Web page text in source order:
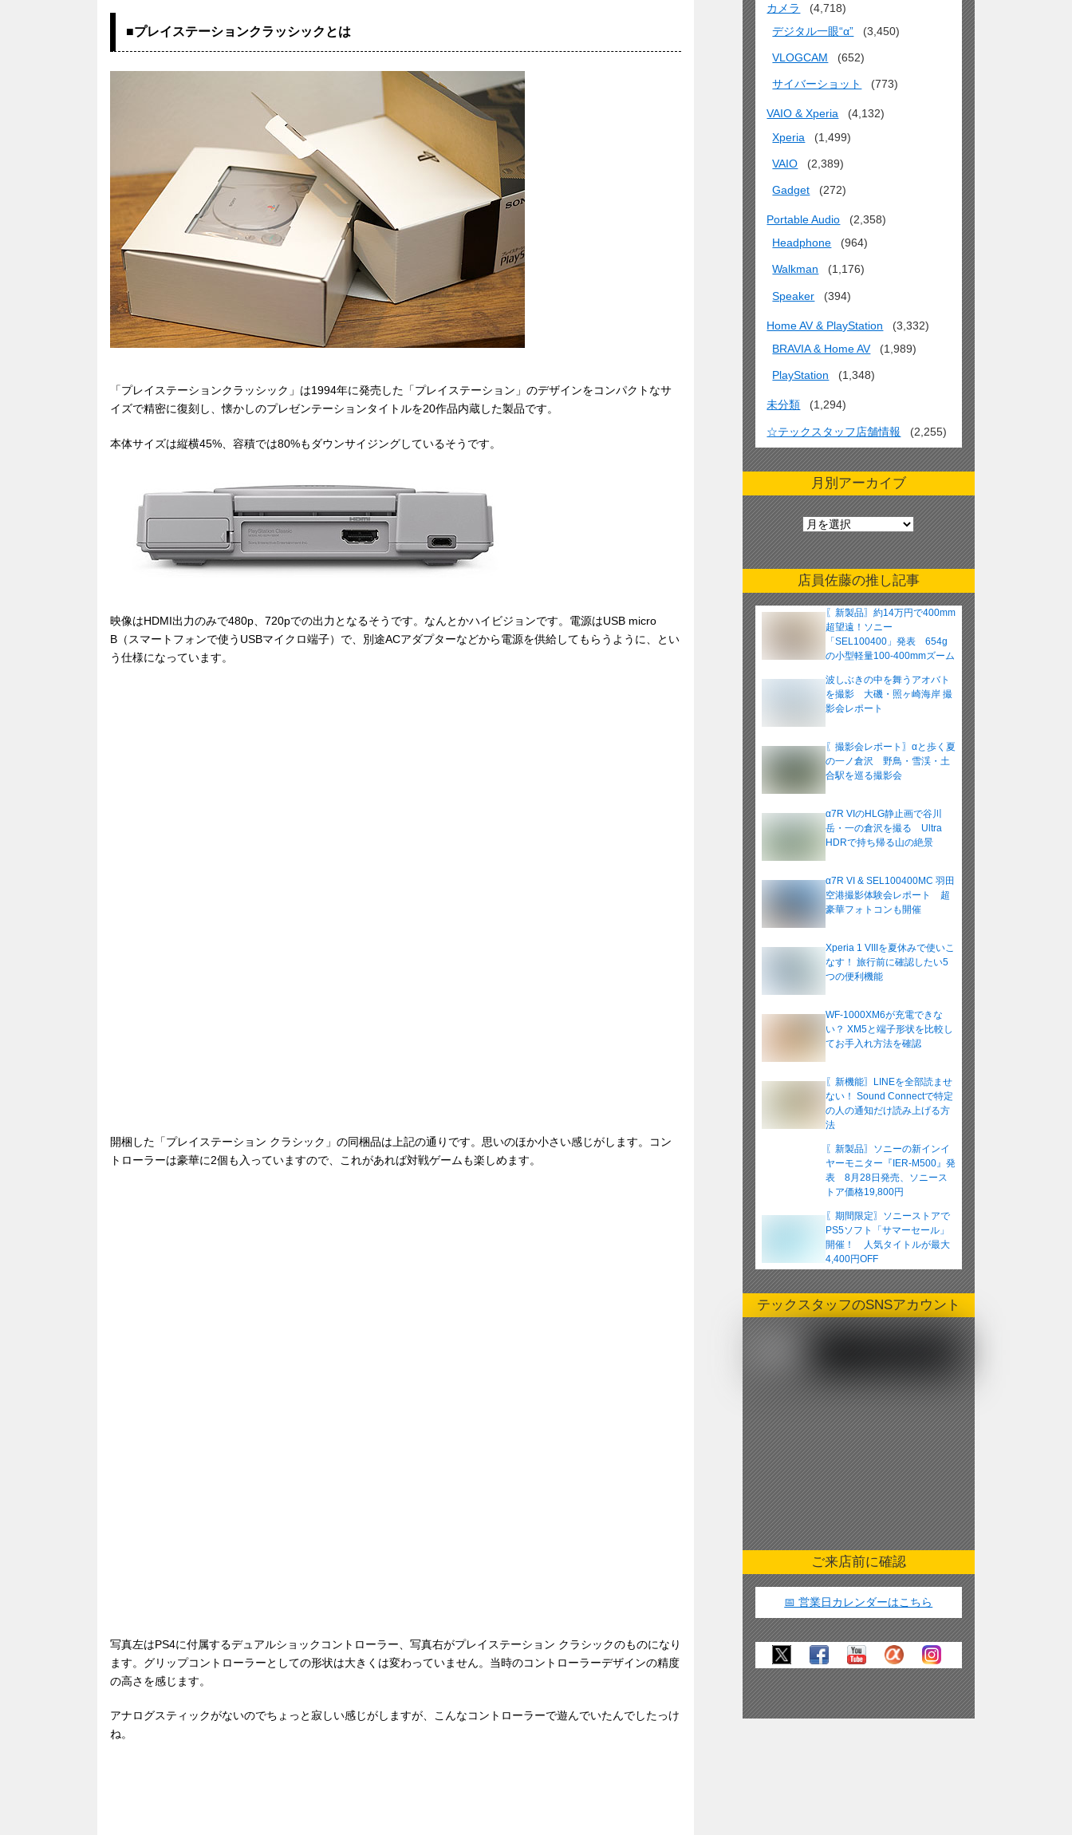
■プレイステーションクラッシックとは
「プレイステーションクラッシック」は1994年に発売した「プレイステーション」のデザインをコンパクトなサ
イズで精密に復刻し、懐かしのプレゼンテーションタイトルを20作品内蔵した製品です。
本体サイズは縦横45%、容積では80%もダウンサイジングしているそうです。
映像はHDMI出力のみで480p、720pでの出力となるそうです。なんとかハイビジョンです。電源はUSB micro
B（スマートフォンで使うUSBマイクロ端子）で、別途ACアダプターなどから電源を供給してもらうように、とい
う仕様になっています。
開梱した「プレイステーション クラシック」の同梱品は上記の通りです。思いのほか小さい感じがします。コン
トローラーは豪華に2個も入っていますので、これがあれば対戦ゲームも楽しめます。
写真左はPS4に付属するデュアルショックコントローラー、写真右がプレイステーション クラシックのものになり
ます。グリップコントローラーとしての形状は大きくは変わっていません。当時のコントローラーデザインの精度
の高さを感じます。
アナログスティックがないのでちょっと寂しい感じがしますが、こんなコントローラーで遊んでいたんでしたっけ
ね。
カメラ
(4,718)
デジタル一眼“α”
(3,450)
VLOGCAM (652)
サイバーショット (773)
VAIO & Xperia
(4,132)
Xperia
(1,499)
VAIO (2,389)
Gadget (272)
Portable Audio
(2,358)
Headphone
(964)
Walkman (1,176)
Speaker (394)
Home AV & PlayStation
(3,332)
BRAVIA & Home AV
(1,989)
PlayStation (1,348)
未分類 (1,294)
☆テックスタッフ店舗情報 (2,255)
月別アーカイブ
月
別
ア
ー
カ
イ
店員佐藤の推し記事
〖新製品〗約14万円で400mm
超望遠！ソニー
「SEL100400」発表 654g
の小型軽量100-400mmズーム
波しぶきの中を舞うアオバト
を撮影 大磯・照ヶ崎海岸 撮
影会レポート
〖撮影会レポート〗αと歩く夏
の一ノ倉沢 野鳥・雪渓・土
合駅を巡る撮影会
α7R VIのHLG静止画で谷川
岳・一の倉沢を撮る Ultra
HDRで持ち帰る山の絶景
α7R VI & SEL100400MC 羽田
空港撮影体験会レポート 超
豪華フォトコンも開催
Xperia 1 VIIIを夏休みで使いこ
なす！ 旅行前に確認したい5
つの便利機能
WF-1000XM6が充電できな
い？ XM5と端子形状を比較し
てお手入れ方法を確認
〖新機能〗LINEを全部読ませ
ない！ Sound Connectで特定
の人の通知だけ読み上げる方
法
〖新製品〗ソニーの新インイ
ヤーモニター『IER-M500』発
表 8月28日発売、ソニース
トア価格19,800円
〖期間限定〗ソニーストアで
PS5ソフト「サマーセール」
開催！ 人気タイトルが最大
4,400円OFF
テックスタッフのSNSアカウント
ご来店前に確認
📅 営業日カレンダーはこちら